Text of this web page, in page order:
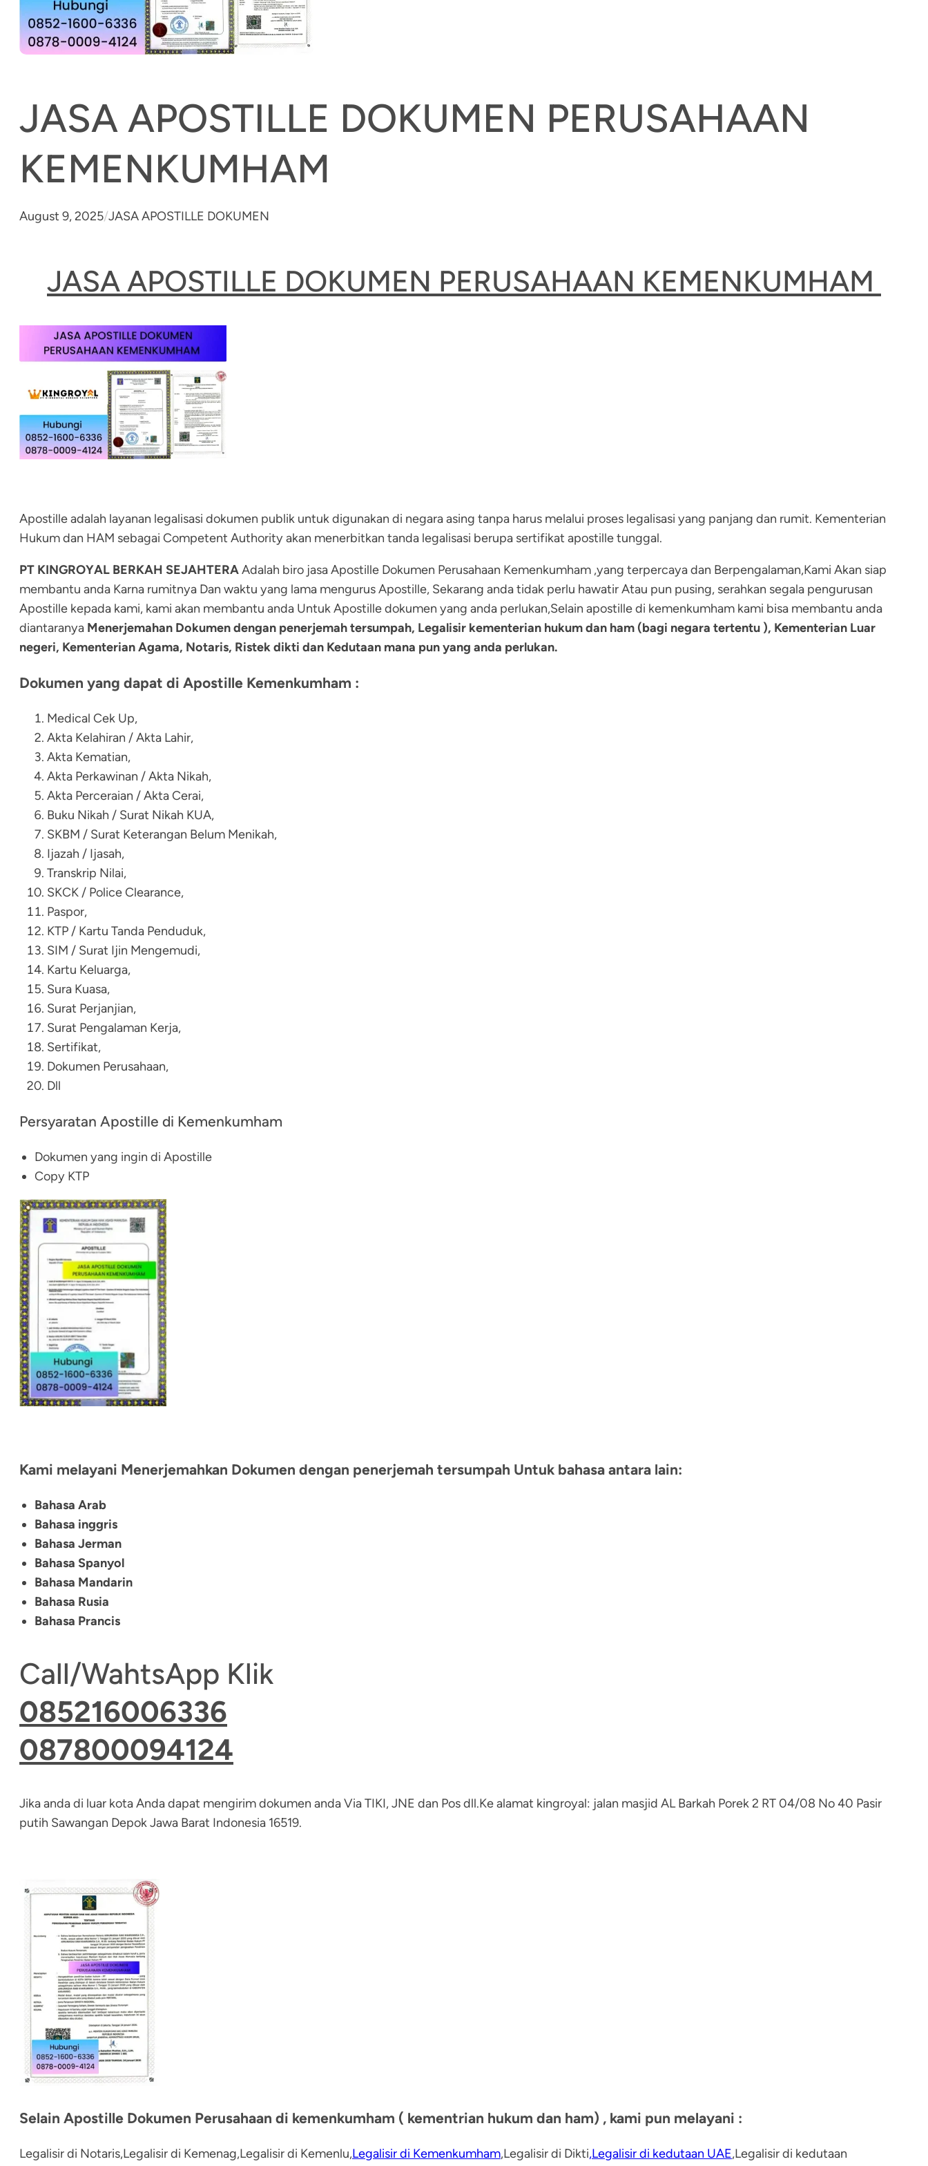
JASA APOSTILLE DOKUMEN PERUSAHAAN
KEMENKUMHAM
August 9, 2025/JASA APOSTILLE DOKUMEN
JASA APOSTILLE DOKUMEN PERUSAHAAN KEMENKUMHAM
Apostille adalah layanan legalisasi dokumen publik untuk digunakan di negara asing tanpa harus melalui proses legalisasi yang panjang dan rumit. Kementerian
Hukum dan HAM sebagai Competent Authority akan menerbitkan tanda legalisasi berupa sertifikat apostille tunggal.
PT KINGROYAL BERKAH SEJAHTERAAdalah biro jasa Apostille Dokumen Perusahaan Kemenkumham ,yang terpercaya dan Berpengalaman,Kami Akan siap
membantu anda Karna rumitnya Dan waktu yang lama mengurus Apostille, Sekarang anda tidak perlu hawatir Atau pun pusing, serahkan segala pengurusan
Apostille kepada kami, kami akan membantu anda Untuk Apostille dokumen yang anda perlukan,Selain apostille di kemenkumham kami bisa membantu anda
diantaranya Menerjemahan Dokumen dengan penerjemah tersumpah, Legalisir kementerian hukum dan ham (bagi negara tertentu ), Kementerian Luar
negeri, Kementerian Agama, Notaris, Ristek dikti dan Kedutaan mana pun yang anda perlukan.
Dokumen yang dapat di Apostille Kemenkumham :
Medical Cek Up,
Akta Kelahiran / Akta Lahir,
Akta Kematian,
Akta Perkawinan / Akta Nikah,
Akta Perceraian / Akta Cerai,
Buku Nikah / Surat Nikah KUA,
SKBM / Surat Keterangan Belum Menikah,
Ijazah / Ijasah,
Transkrip Nilai,
SKCK / Police Clearance,
Paspor,
KTP / Kartu Tanda Penduduk,
SIM / Surat Ijin Mengemudi,
Kartu Keluarga,
Sura Kuasa,
Surat Perjanjian,
Surat Pengalaman Kerja,
Sertifikat,
Dokumen Perusahaan,
Dll
Persyaratan Apostille di Kemenkumham
Dokumen yang ingin di Apostille
Copy KTP
Kami melayani Menerjemahkan Dokumen dengan penerjemah tersumpah Untuk bahasa antara lain:
Bahasa Arab
Bahasa inggris
Bahasa Jerman
Bahasa Spanyol
Bahasa Mandarin
Bahasa Rusia
Bahasa Prancis
Call/WahtsApp Klik
085216006336
087800094124
Jika anda di luar kota Anda dapat mengirim dokumen anda Via TIKI, JNE dan Pos dll.Ke alamat kingroyal: jalan masjid AL Barkah Porek 2 RT 04/08 No 40 Pasir
putih Sawangan Depok Jawa Barat Indonesia 16519.
Selain Apostille Dokumen Perusahaan di kemenkumham ( kementrian hukum dan ham) , kami pun melayani :
Legalisir di Notaris,Legalisir di Kemenag,Legalisir di Kemenlu,Legalisir di Kemenkumham,Legalisir di Dikti,Legalisir di kedutaan UAE,Legalisir di kedutaan